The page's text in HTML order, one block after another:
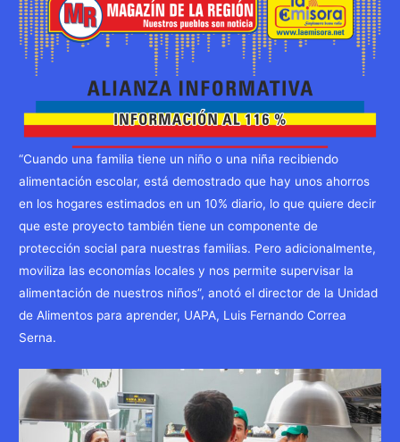
“Cuando una familia tiene un niño o una niña recibiendo
alimentación escolar, está demostrado que hay unos ahorros
en los hogares estimados en un 10% diario, lo que quiere decir
que este proyecto también tiene un componente de
protección social para nuestras familias. Pero adicionalmente,
moviliza las economías locales y nos permite supervisar la
alimentación de nuestros niños”, anotó el director de la Unidad
de Alimentos para aprender, UAPA, Luis Fernando Correa
Serna.